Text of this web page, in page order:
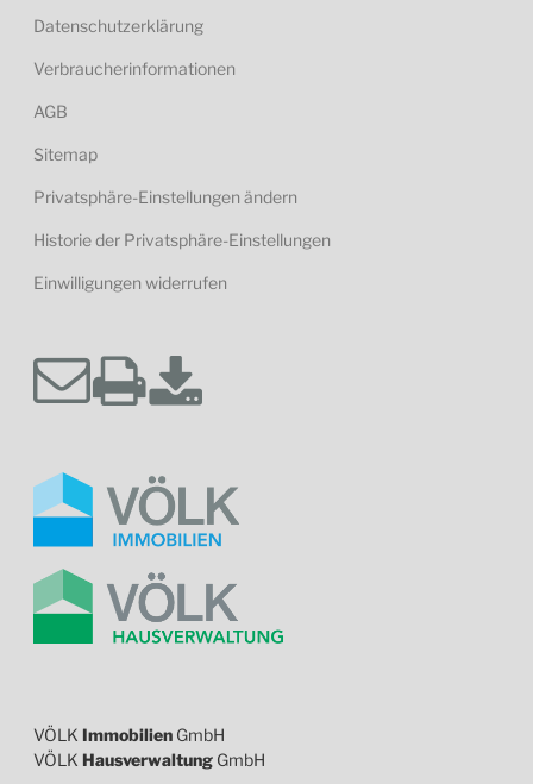
Datenschutzerklärung
Verbraucherinformationen
AGB
Sitemap
Privatsphäre-Einstellungen ändern
Historie der Privatsphäre-Einstellungen
Einwilligungen widerrufen
VÖLK Immobilien GmbH
VÖLK Hausverwaltung GmbH